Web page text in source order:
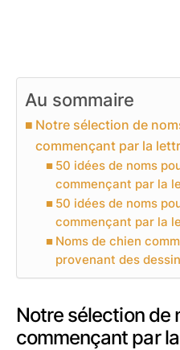
Au sommaire
Notre sélection de
commençant par la
50 idées de noms
commençant par la
50 idées de noms
commençant par la
Noms de chien
provenant des
Notre sélection de
commençant par